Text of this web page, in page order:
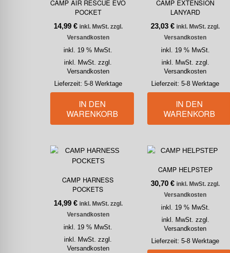
CAMP AIR RESCUE EVO
POCKET
14,99 € inkl. MwSt. zzgl.
Versandkosten
inkl. 19 % MwSt.
inkl. MwSt. zzgl.
Versandkosten
Lieferzeit: 5-8 Werktage
IN DEN
WARENKORB
CAMP EXTENSION
LANYARD
23,03€ inkl. MwSt. zzgl.
Versandkosten
inkl. 19 % MwSt.
inkl. MwSt. zzgl.
Versandkosten
Lieferzeit:5-8 Werktage
IN DEN
WARENKORB
CAMP HARNESS
POCKETS
14,99 € inkl. MwSt. zzgl.
Versandkosten
inkl. 19 % MwSt.
inkl. MwSt. zzgl.
Versandkosten
CAMP HELPSTEP
30,70€ inkl. MwSt. zzgl.
Versandkosten
inkl. 19 % MwSt.
inkl. MwSt. zzgl.
Versandkosten
Lieferzeit:5-8 Werktage